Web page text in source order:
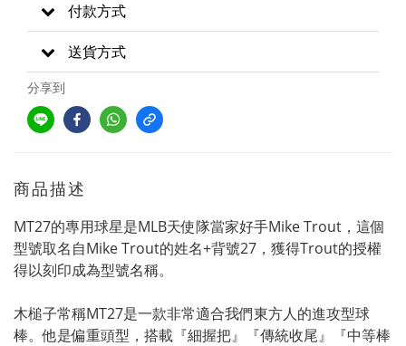
付款方式
送貨方式
分享到
商品描述
MT27的專用球星是MLB天使隊當家好手Mike Trout，這個
型號取名自Mike Trout的姓名+背號27，獲得Trout的授權
得以刻印成為型號名稱。
木槌子常稱MT27是一款非常適合我們東方人的進攻型球
棒。他是偏重頭型，搭載『細握把』『傳統收尾』『中等棒